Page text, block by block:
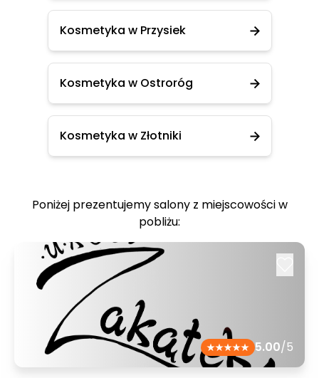
Kosmetyka w Przysiek
Kosmetyka w Ostroróg
Kosmetyka w Złotniki
Poniżej prezentujemy salony z miejscowości w
pobliżu:
5.00/5